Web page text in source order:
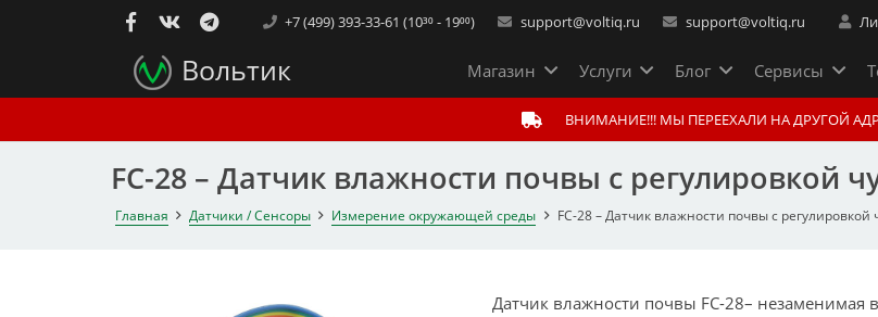
+7 (499) 393-33-61 (10³⁰ - 19⁰⁰) support@voltiq.ru support@voltiq.ru
Вольтик Магазин Услуги Блог Сервисы
ВНИМАНИЕ!!! МЫ ПЕРЕЕХАЛИ НА ДРУГОЙ
FC-28 – Датчик влажности почвы c регулировкой
Главная Датчики / Сенсоры Измерение окружающей среды FC-28 – Датчик влажности почвы c регулировкой
Датчик влажности почвы FC-28– незаменимая